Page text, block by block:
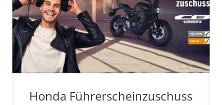
Honda Führerscheinzuschuss